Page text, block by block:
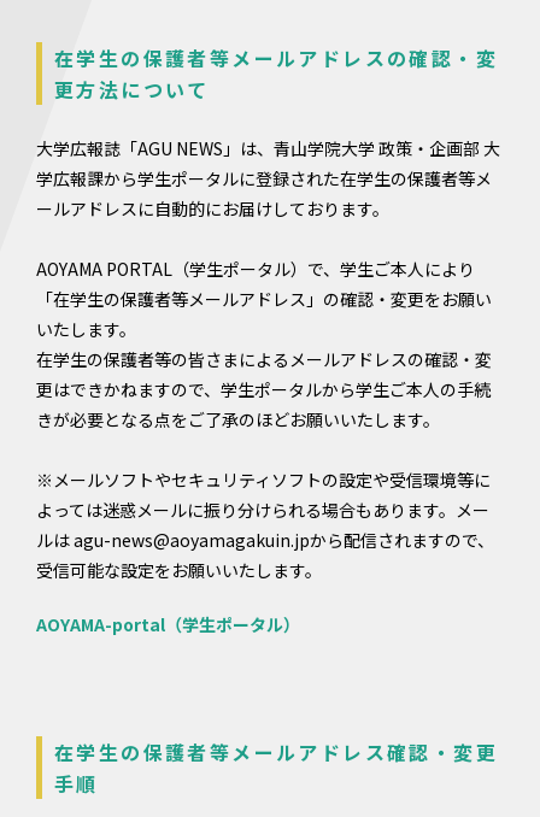
在学生の保護者等メールアドレスの確認・変
更方法について
大学広報誌「AGU NEWS」は、青山学院大学 政策・企画部 大
学広報課から学生ポータルに登録された在学生の保護者等メ
ールアドレスに自動的にお届けしております。
AOYAMA PORTAL（学生ポータル）で、学生ご本人により
「在学生の保護者等メールアドレス」の確認・変更をお願い
いたします。
在学生の保護者等の皆さまによるメールアドレスの確認・変
更はできかねますので、学生ポータルから学生ご本人の手続
きが必要となる点をご了承のほどお願いいたします。
※メールソフトやセキュリティソフトの設定や受信環境等に
よっては迷惑メールに振り分けられる場合もあります。メー
ルは agu-news@aoyamagakuin.jpから配信されますので、
受信可能な設定をお願いいたします。
AOYAMA-portal（学生ポータル）
在学生の保護者等メールアドレス確認・変更
手順